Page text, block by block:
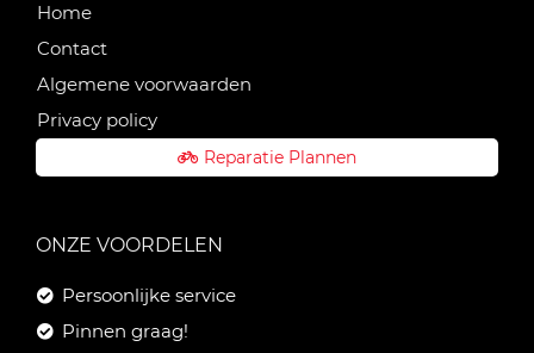
Home
Contact
Algemene voorwaarden
Privacy policy
Reparatie Plannen
ONZE VOORDELEN
Persoonlijke service
Pinnen graag!